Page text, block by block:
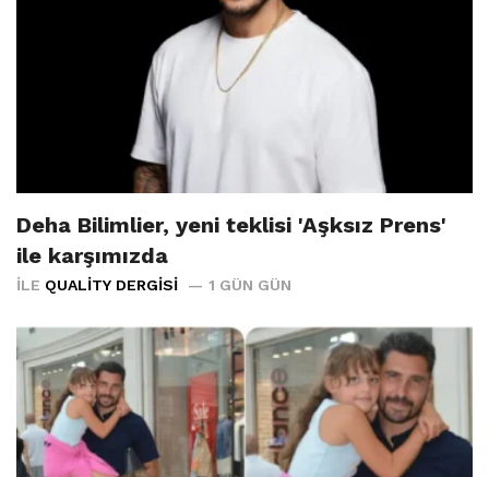
Deha Bilimlier, yeni teklisi 'Aşksız Prens'
ile karşımızda
İLE QUALITY DERGISI 1 GÜN GÜN